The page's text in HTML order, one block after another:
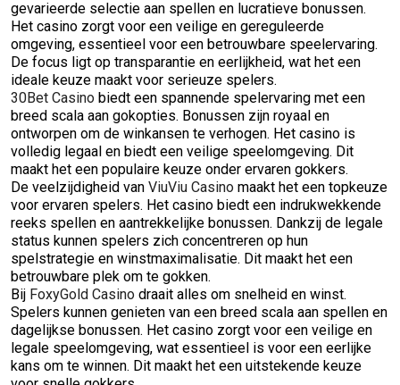
gevarieerde selectie aan spellen en lucratieve bonussen.
Het casino zorgt voor een veilige en gereguleerde
omgeving, essentieel voor een betrouwbare speelervaring.
De focus ligt op transparantie en eerlijkheid, wat het een
ideale keuze maakt voor serieuze spelers.
30Bet Casino biedt een spannende spelervaring met een
breed scala aan gokopties. Bonussen zijn royaal en
ontworpen om de winkansen te verhogen. Het casino is
volledig legaal en biedt een veilige speelomgeving. Dit
maakt het een populaire keuze onder ervaren gokkers.
De veelzijdigheid van ViuViu Casino maakt het een topkeuze
voor ervaren spelers. Het casino biedt een indrukwekkende
reeks spellen en aantrekkelijke bonussen. Dankzij de legale
status kunnen spelers zich concentreren op hun
spelstrategie en winstmaximalisatie. Dit maakt het een
betrouwbare plek om te gokken.
Bij FoxyGold Casino draait alles om snelheid en winst.
Spelers kunnen genieten van een breed scala aan spellen en
dagelijkse bonussen. Het casino zorgt voor een veilige en
legale speelomgeving, wat essentieel is voor een eerlijke
kans om te winnen. Dit maakt het een uitstekende keuze